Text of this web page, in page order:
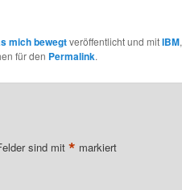
hat (siehe hier). Letzte
Woche habe ich beim
stöbern in einem
mich bewegtveröffentlicht und mitIBM,
für den Permalink.
sind mit * markiert